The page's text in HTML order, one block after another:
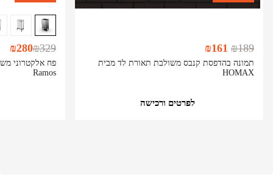
תמונה בהדפסת קנבס משולבת תאורת לד מבית
HOMAX
₪189
₪161
לפרטים ורכישה
Ramos
₪329
₪280